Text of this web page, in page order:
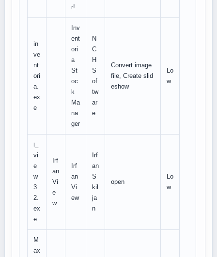
r!
in
ve
nt
ori
a.
ex
e
Inv
ent
ori
a
St
oc
k
Ma
na
ger
N
C
H
S
of
tw
ar
e
Convert image
file, Create slid
eshow
Lo
w
i_
vi
e
w
3
2.
ex
e
Irf
an
Vi
e
w
Irf
an
Vi
ew
Irf
an
S
kil
ja
n
open
Lo
w
M
ax